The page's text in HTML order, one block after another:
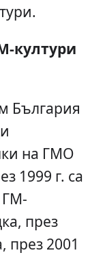
култури
България
на ГМО
1999 г. са
ГМ-
през
през 2001